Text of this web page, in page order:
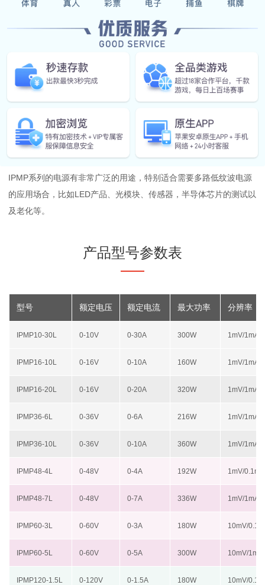
IPMP系列电源具有完整的可编程特性。通过485总线接口，可以实
用的控制软件方便地设置和读取每路电源的电压、电流值，也可对
每路电源的电压、电流值进行数据采集和记录。
每路电源输出电压、电流值的上下限，超过限定范围后，电源可进
行声光报警并关断对应通道电源的输出。OVP/OCP/OTP保护电路设
计和良好的散热设计确保了IPMP系列电源的高可靠特性。
IPMP系列的电源有非常广泛的用途，特别适合需要多路低纹波电源
的应用场合，比如LED产品、光模块、传感器，半导体芯片的测试以
及老化等。
产品型号参数表
型号 额定电压 额定电流 最大功率 分辨率
IPMP10-30L 0-10V 0-30A 300W 1mV/1mA
IPMP16-10L 0-16V 0-10A 160W 1mV/1mA
IPMP16-20L 0-16V 0-20A 320W 1mV/1mA
IPMP36-6L 0-36V 0-6A 216W 1mV/1mA
IPMP36-10L 0-36V 0-10A 360W 1mV/1mA
IPMP48-4L 0-48V 0-4A 192W 1mV/
IPMP48-7L 0-48V 0-7A 336W 1mV/1mA
IPMP60-3L 0-60V 0-3A 180W 10mV/
IPMP60-5L 0-60V 0-5A 300W 10mV/1mA
IPMP120-1.5L 0-120V 0-1.5A 180W 10mV/